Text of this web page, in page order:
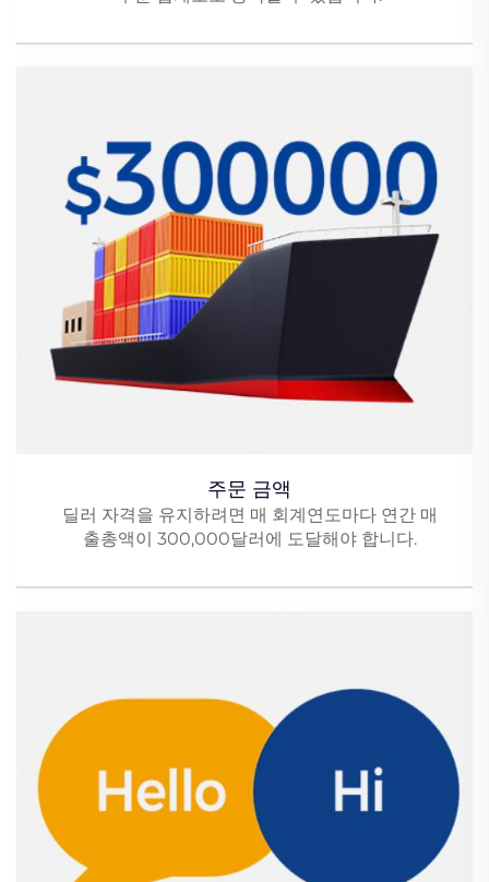
주문 금액
딜러 자격을 유지하려면 매 회계연도마다 연간 매
출총액이 300,000달러에 도달해야 합니다.